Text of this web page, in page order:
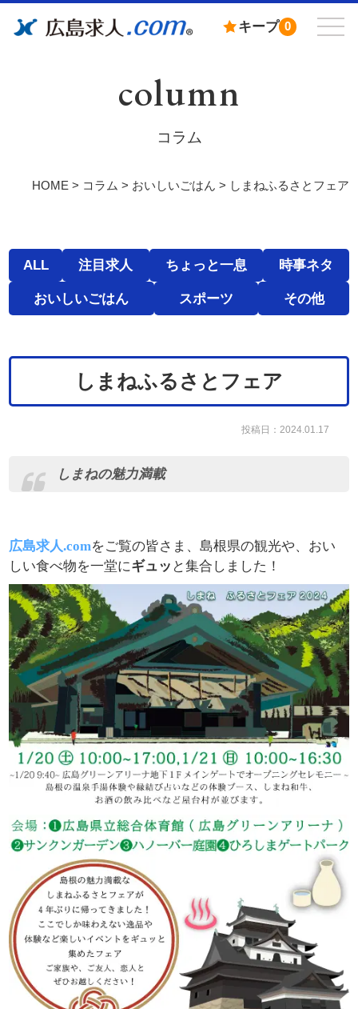
キープ 0
column
コラム
HOME> コラム > おいしいごはん > しまねふるさとフェア
ALL 注目求人 ちょっと一息 時事ネタ
おいしいごはん スポーツ その他
しまねふるさとフェア
投稿日：2024.01.17
しまねの魅力満載
広島求人.comをご覧の皆さま、島根県の観光や、おい
しい食べ物を一堂にギュッ と集合しました！